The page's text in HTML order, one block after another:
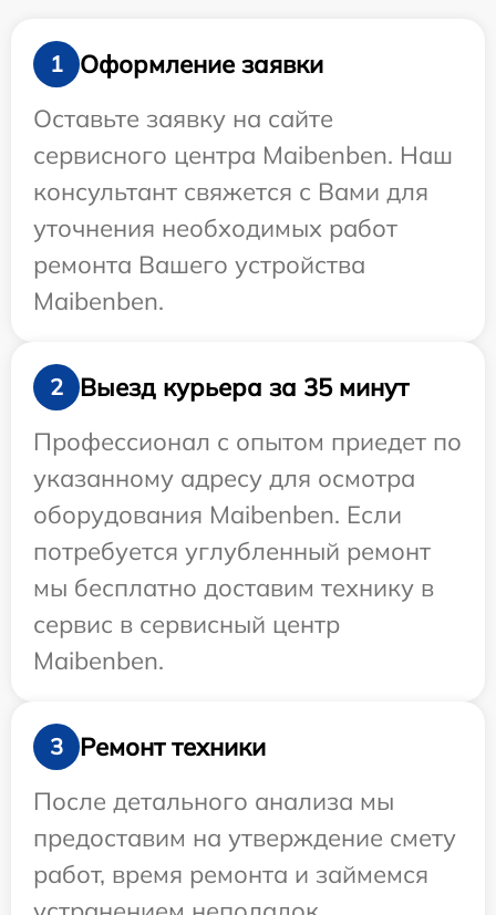
1
Оформление заявки
Оставьте заявку на сайте
сервисного центра Maibenben. Наш
консультант свяжется с Вами для
уточнения необходимых работ
ремонта Вашего устройства
Maibenben.
2
Выезд курьера за 35 минут
Профессионал с опытом приедет по
указанному адресу для осмотра
оборудования Maibenben. Если
потребуется углубленный ремонт
мы бесплатно доставим технику в
сервис в сервисный центр
Maibenben.
3
Ремонт техники
После детального анализа мы
предоставим на утверждение смету
работ, время ремонта и займемся